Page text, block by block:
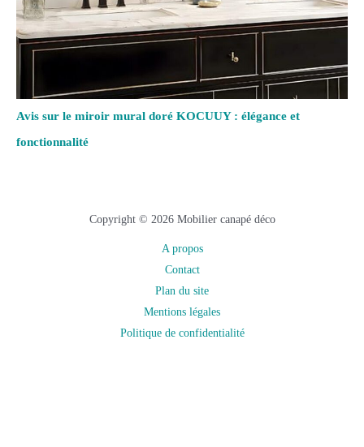
Avis sur le miroir mural doré KOCUUY : élégance et
fonctionnalité
Copyright © 2026 Mobilier canapé déco
A propos
Contact
Plan du site
Mentions légales
Politique de confidentialité